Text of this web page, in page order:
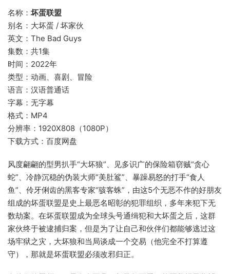
名称：坏蛋联盟
别名：大坏蛋 / 坏家伙
英文：The Bad Guys
集数：共1集
时间：2022年
类型：动画、喜剧、冒险
语言：汉语普通话
字幕：无字幕
格式：MP4
分辨率：1920X808（1080P）
下载方式：百度网盘
风度翩翩的型男扒手“大坏狼”、见多识广的保险箱窃贼“贪心
蛇”、冷静沉稳的伪装大师“美肚鲨”、暴躁易怒的打手“食人
鱼”、伶牙俐齿的黑客专家“骇客蛛”，由这5个无恶不作的好朋友
组成的坏蛋联盟是史上最恶名昭彰的犯罪组织，多年来犯下无
数劫案。在坏蛋联盟成为全球头号通缉犯和大坏蛋之后，这群
家伙终于被逮捕归案，但是为了让自己和伙伴们都能够逃过这
场牢狱之灾，大坏狼和当局谈成一个交易（他完全不打算遵
守），那就是坏蛋联盟必须改邪归正。